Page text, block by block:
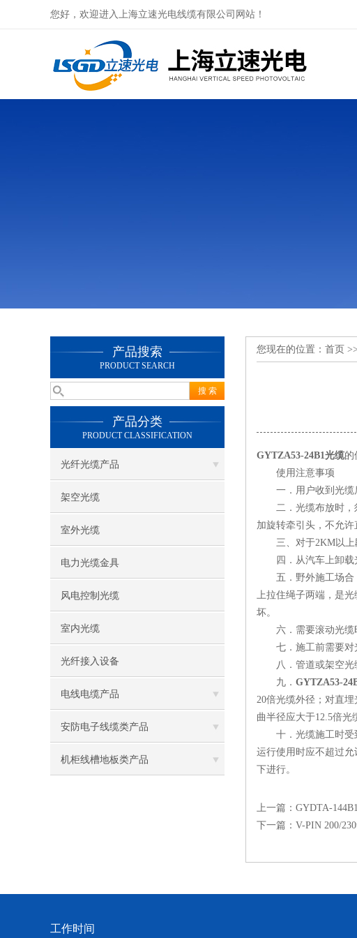
您好，欢迎进入上海立速光电线缆有限公司网站！
产品搜索
PRODUCT SEARCH
产品分类
PRODUCT CLASSIFICATION
光纤光缆产品
架空光缆
室外光缆
电力光缆金具
风电控制光缆
室内光缆
光纤接入设备
电线电缆产品
安防电子线缆类产品
机柜线槽地板类产品
您现在的位置： 首页 >>
GYTZA53-24B1光缆的
使用注意事项
一．用户收到光缆后
二．光缆布放时，须
加旋转牵引头，不允许
三、对于2KM以上段
四．从汽车上卸载
五．野外施工场合，
上拉住绳子两端，是
坏。
六．需要滚动光缆时
七．施工前需要对光
八．管道或架空光缆
九． GYTZA53-
20倍光缆外径；对直
曲半径应大于12.5倍光
十．光缆施工时受到
运行使用时应不超过允
下进行。
上一篇： GYDTA-
下一篇： V-PIN 200/
工作时间